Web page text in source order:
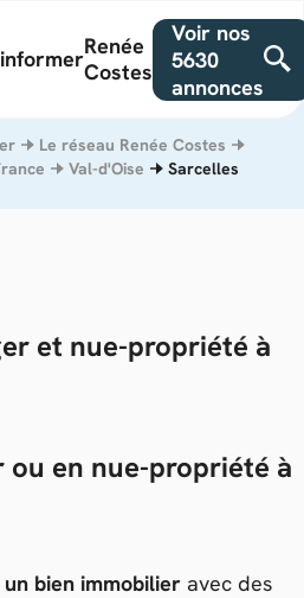
Renée
Costes
Voir nos
5630
annonces
Le réseau Renée Costes
Val-d'Oise Sarcelles
et nue-propriété à
en nue-propriété à
bien immobilier avec des